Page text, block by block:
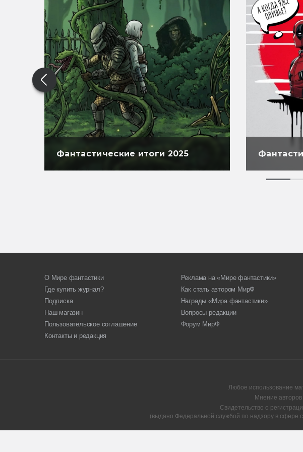
Фантастические итоги 2025
О Мире фантастики
Где купить журнал?
Подписка
Наш магазин
Пользовательское соглашение
Контакты и редакция
Реклама на «Мире фантастики»
Как стать автором МирФ
Награды «Мира фантастики»
Вопросы редакции
Форум МирФ
Любое использование
Мнение
Свидетельство о
(выдано Федеральной службой по надзору в сфере